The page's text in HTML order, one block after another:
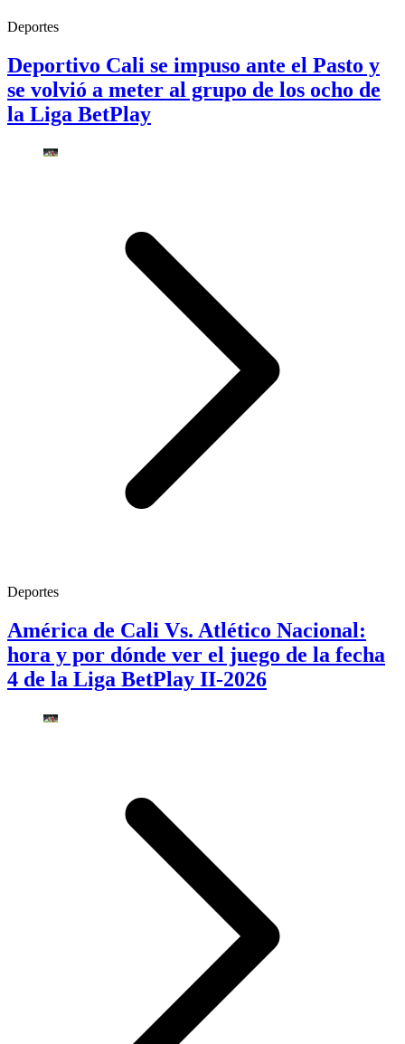
Deportes
Deportivo Cali se impuso ante el Pasto y
se volvió a meter al grupo de los ocho de
la Liga BetPlay
Deportes
América de Cali Vs. Atlético Nacional:
hora y por dónde ver el juego de la fecha
4 de la Liga BetPlay II-2026